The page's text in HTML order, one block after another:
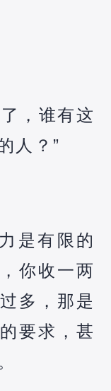
，谁有这
人？”
是有限的
你收一两
多，那是
要求，甚